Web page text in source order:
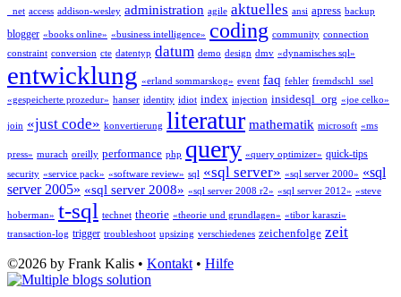
_net access addison-wesley administration agile aktuelles ansi apress backup
blogger «books online» «business intelligence» coding community connection
constraint conversion cte datentyp datum demo design dmv «dynamisches sql»
entwicklung «erland sommarskog» event faq fehler fremdschl_ssel
«gespeicherte prozedur» hanser identity idiot index injection insidesql_org «joe celko»
join «just code» konvertierung literatur mathematik microsoft «ms
press» murach oreilly performance php query «query optimizer» quick-tips
security «service pack» «software review» sql «sql server» «sql server 2000» «sql
server 2005» «sql server 2008» «sql server 2008 r2» «sql server 2012» «steve
hoberman» t-sql technet theorie «theorie und grundlagen» «tibor karaszi»
transaction-log trigger troubleshoot upsizing verschiedenes zeichenfolge zeit
©2026 by Frank Kalis • Kontakt • Hilfe